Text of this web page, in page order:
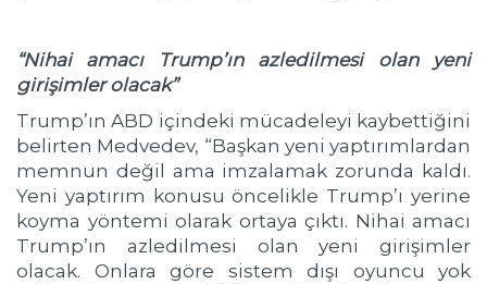
“Nihai amacı Trump’ın azledilmesi olan yeni
girişimler olacak”
Trump’ın ABD içindeki mücadeleyi kaybettiğini
belirten Medvedev, “Başkan yeni yaptırımlardan
memnun değil ama imzalamak zorunda kaldı.
Yeni yaptırım konusu öncelikle Trump’ı yerine
koyma yöntemi olarak ortaya çıktı. Nihai amacı
Trump’ın azledilmesi olan yeni girişimler
olacak. Onlara göre sistem dışı oyuncu yok